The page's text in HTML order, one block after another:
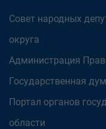
Совет народных
округа
Администрация
Государственная
Портал органов
области